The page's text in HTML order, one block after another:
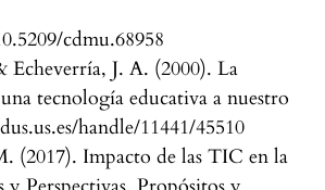
cdmu.68958
Echeverría, J. A. (2000). La
tecnología educativa a nuestro
handle/11441/45510
(2017). Impacto de las TIC en la